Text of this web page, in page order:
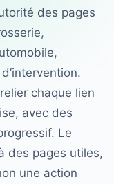
des pages
chaque lien
avec des
Le
des pages utiles,
une action